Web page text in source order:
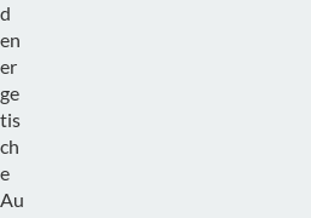
d
en
er
ge
tis
ch
e
Au